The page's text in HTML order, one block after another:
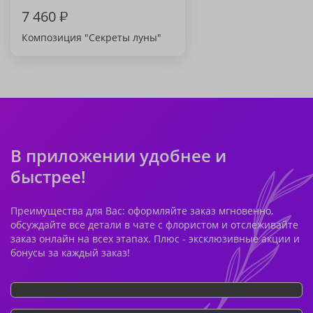
7 460₽
Композиция "Секреты луны"
В приложении удобнее и
быстрее!
Преимущества для Вас: оформляйте заказ мгновенно,
обсуждайте все детали в чате с флористом и отслеживайте
заказ онлайн на всех этапах. Плюс - эксклюзивные акции и
бонусы за каждый заказ!